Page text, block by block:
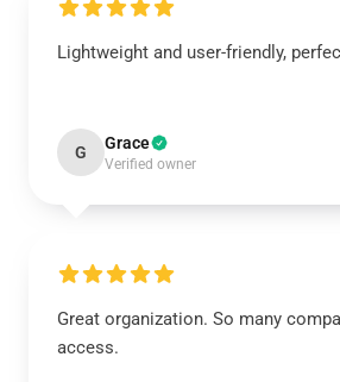
Lightweight and user-friendly,
G Grace
Verified owner
Great organization. So many
access.